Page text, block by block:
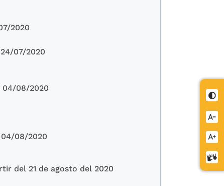
de
2020
24/07/2020
04/08/2020
04/08/2020
del 21 de agosto del 2020